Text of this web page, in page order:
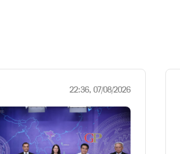
22:36, 07/08/2026